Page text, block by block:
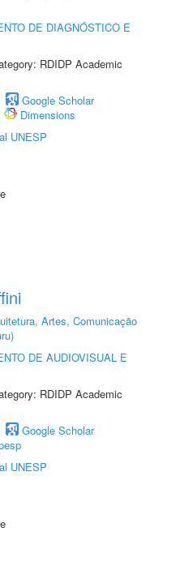
DE DIAGNÓSTICO E
RDIDP Academic
Google Scholar
Dimensions
UNESP
Artes, Comunicação
DE AUDIOVISUAL E
RDIDP Academic
Google Scholar
UNESP